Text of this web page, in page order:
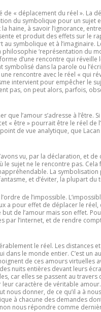
de « déplacement du réel ».
du symbolique pour un sujet
haine, à savoir l’ignorance,
et produit des effets sur le
symbolique et à l’imaginaire.
‘représentation du
d’une rencontre qui
dans la parole ou
rencontre avec le réel « qui
intervient pour empêcher le
pas, on peut alors, parfois,
que l’amour s’adresse à l’être.
« être » pourrait être le réel de
de vue analytique, que
vu, par la déclaration, et
le sujet ne le rencontre pas.
La
et d’éviter, la plupart
de l’impossible.
a pour effet de déplacer le
de l’amour mais son effet.
par l’internet, et de rendre
le réel. Les distances
dans le monde entier. C’est un
de ces amours virtuelles
nuits entières devant leurs
car elles se passent au travers
caractère de véritable
nous donner, de ce qu’il a à
à chacune des demandes
nous répondre comme